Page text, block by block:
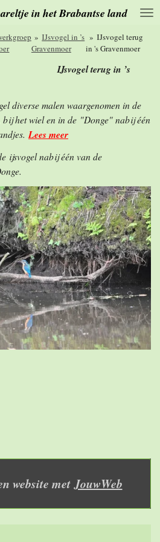
in het Brabantse land
» IJsvogel in ’s
Gravenmoer
» IJsvogel terug
in 's Gravenmoer
terug in ’s
diverse malen waargenomen in de
het wiel en in de "Donge" nabij één
Lees meer
ijsvogel nabij één van de
website met JouwWeb